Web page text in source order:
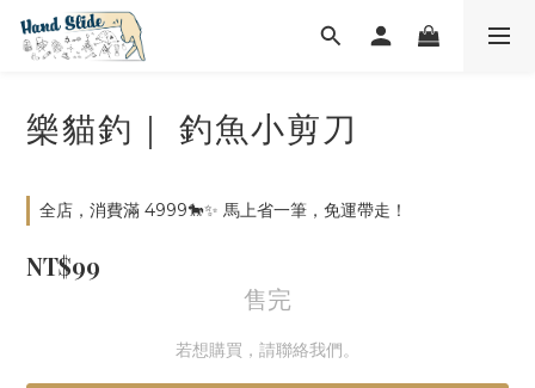
樂貓釣｜ 釣魚小剪刀
全店，消費滿 4999🐎✨ 馬上省一筆，免運帶走！
NT$99
售完
若想購買，請聯絡我們。